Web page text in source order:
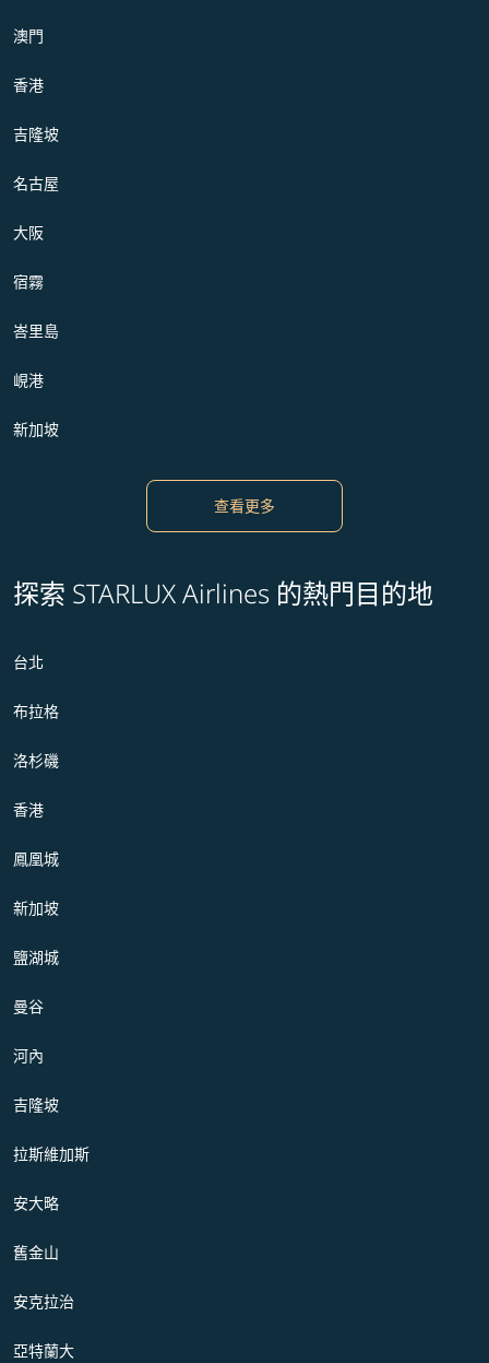
澳門
香港
吉隆坡
名古屋
大阪
宿霧
峇里島
峴港
新加坡
查看更多
探索 STARLUX Airlines 的熱門目的地
台北
布拉格
洛杉磯
香港
鳳凰城
新加坡
鹽湖城
曼谷
河內
吉隆坡
拉斯維加斯
安大略
舊金山
安克拉治
亞特蘭大